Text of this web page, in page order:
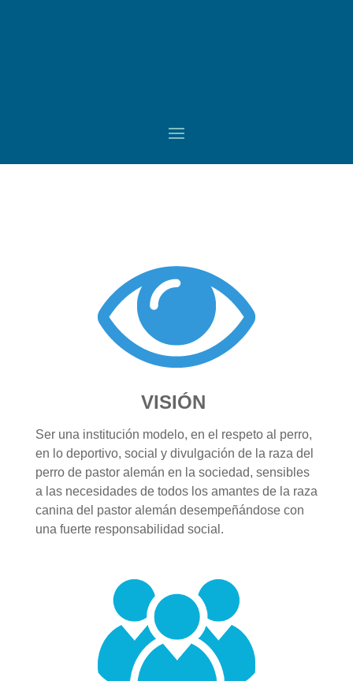
VISIÓN
Ser una institución modelo, en el respeto al perro,
en lo deportivo, social y divulgación de la raza del
perro de pastor alemán en la sociedad, sensibles
a las necesidades de todos los amantes de la raza
canina del pastor alemán desempeñándose con
una fuerte responsabilidad social.